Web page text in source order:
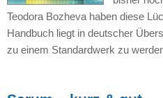
Teodora Bozheva haben diese
Handbuch liegt in deutscher
zu einem Standardwerk zu